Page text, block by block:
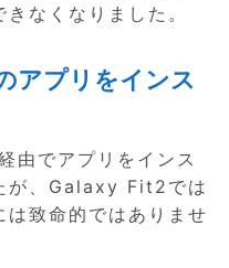
なくなりました。
アプリをインス
でアプリをインス
が、Galaxy Fit2では
致命的ではありませ